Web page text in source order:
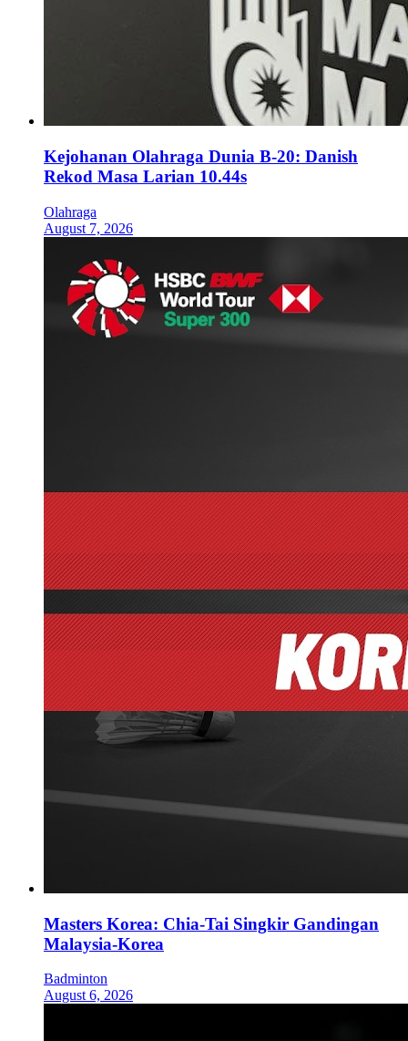
Kejohanan Olahraga Dunia B-20: Danish
Rekod Masa Larian 10.44s
Olahraga
August 7, 2026
Masters Korea: Chia-Tai Singkir Gandingan
Malaysia-Korea
Badminton
August 6, 2026